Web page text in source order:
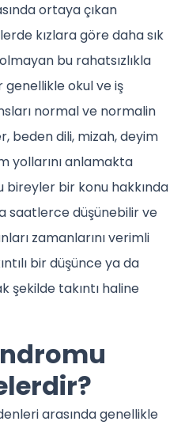
ortaya çıkan
kızlara göre daha sık
bu rahatsızlıkla
genellikle okul ve iş
normal ve normalin
beden dili, mizah, deyim
yollarını anlamakta
bireyler bir konu hakkında
saatlerce düşünebilir ve
zamanlarını verimli
bir düşünce ya da
şekilde takıntı haline
arasında genellikle